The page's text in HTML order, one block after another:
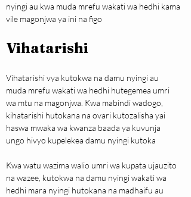
nyingi au kwa muda mrefu wakati wa hedhi kama
vile magonjwa ya ini na figo
Vihatarishi
Vihatarishi vya kutokwa na damu nyingi au
muda mrefu wakati wa hedhi hutegemea umri
wa mtu na magonjwa. Kwa mabindi wadogo,
kihatarishi hutokana na ovari kutozalisha yai
haswa mwaka wa kwanza baada ya kuvunja
ungo hivyo kupelekea damu nyingi kutoka
Kwa watu wazima walio umri wa kupata ujauzito
na wazee, kutokwa na damu nyingi wakati wa
hedhi mara nyingi hutokana na madhaifu au